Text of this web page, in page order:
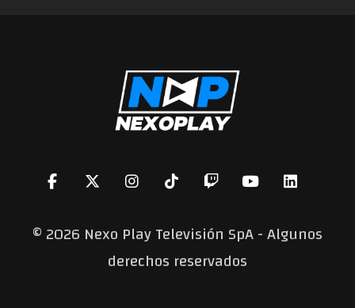
©2026 Nexo Play Televisión SpA - Algunos
derechos reservados